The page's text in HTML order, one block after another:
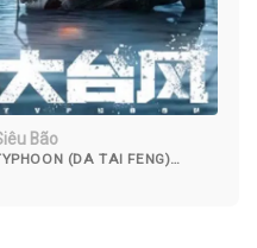
Bão
(DA TAI FENG)